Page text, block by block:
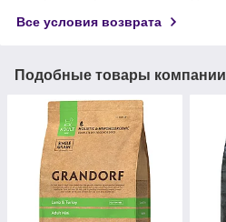
Все условия возврата
Подобные товары компании